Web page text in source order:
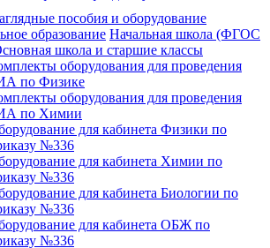
пособия и оборудование
образование Начальная школа (ФГОС
школа и старшие классы
оборудования для проведения
по Физике
оборудования для проведения
по Химии
для кабинета Физики по
№336
для кабинета Химии по
№336
для кабинета Биологии по
№336
для кабинета ОБЖ по
№336